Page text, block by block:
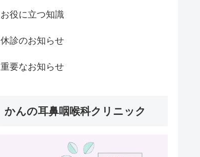
お役に立つ知識
休診のお知らせ
重要なお知らせ
かんの耳鼻咽喉科クリニック